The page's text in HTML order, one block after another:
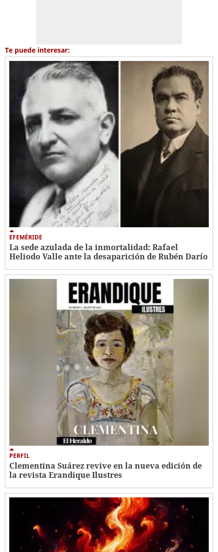
Te puede interesar:
EFEMÉRIDE
La sede azulada de la inmortalidad: Rafael
Heliodo Valle ante la desaparición de Rubén Darío
PERFIL
Clementina Suárez revive en la nueva edición de
la revista Erandique Ilustres